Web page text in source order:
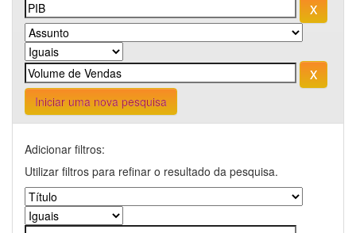
Iniciar uma nova pesquisa
Adicionar filtros:
Utilizar filtros para refinar o resultado da pesquisa.